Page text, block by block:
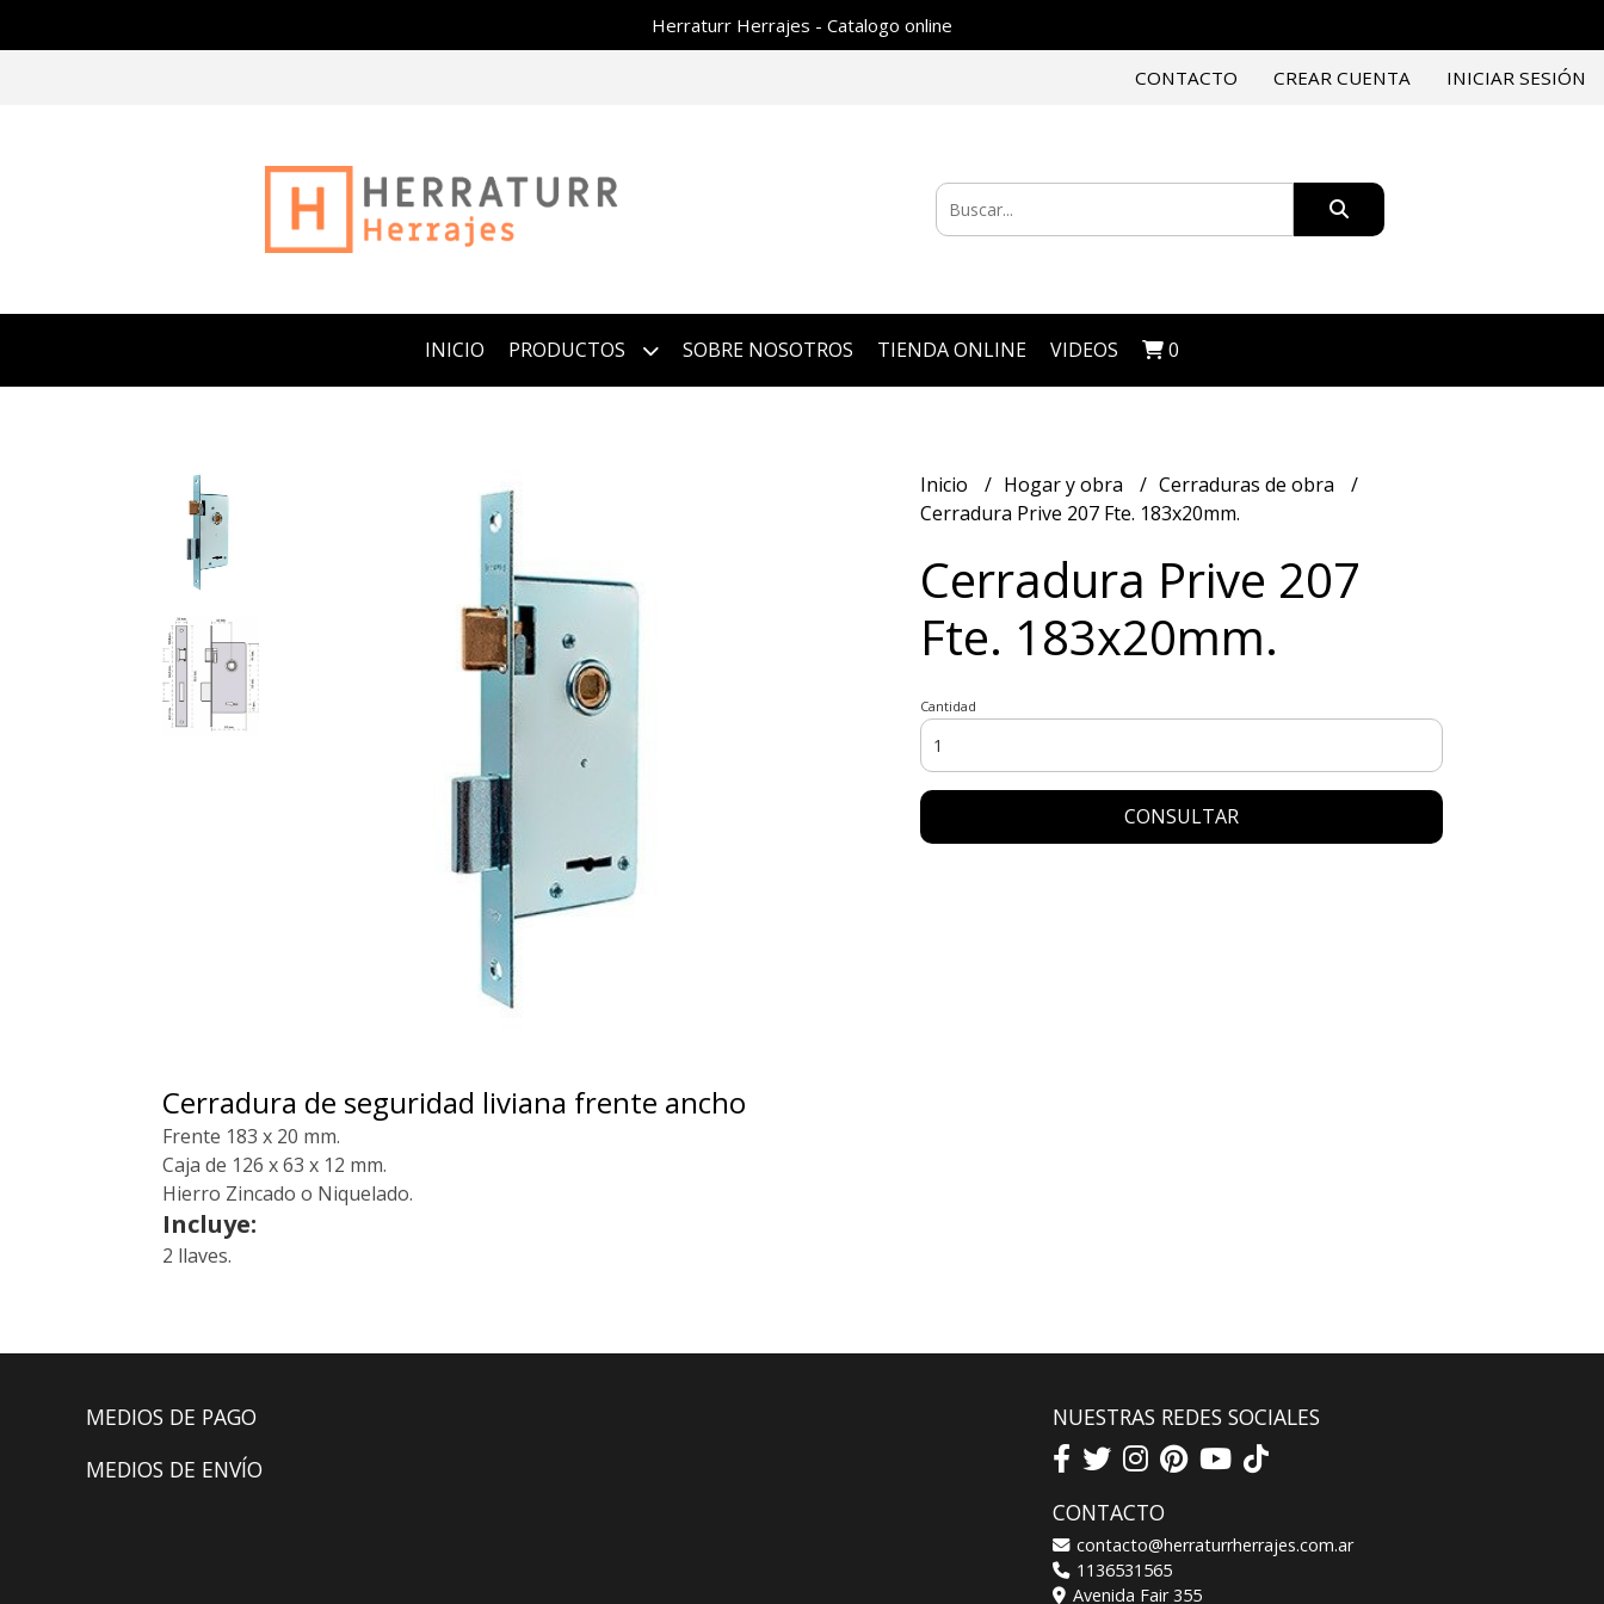
Herraturr Herrajes - Catalogo online
CONTACTO CREAR CUENTA INICIAR SESIÓN
INICIO PRODUCTOS SOBRE NOSOTROS TIENDA ONLINE VIDEOS 0
Cerradura de seguridad liviana frente ancho
Frente 183 x 20 mm.
Caja de 126 x 63 x 12 mm.
Hierro Zincado o Niquelado.
Incluye:
2 llaves.
Inicio Hogar y obra
Cerraduras de obra
Cerradura Prive 207 Fte. 183x20mm.
Cerradura Prive 207
Fte. 183x20mm.
Cantidad
CONSULTAR
MEDIOS DE PAGO
MEDIOS DE ENVÍO
NUESTRAS REDES SOCIALES
CONTACTO
contacto@herraturrherrajes.com.ar
1136531565
Avenida Fair 355